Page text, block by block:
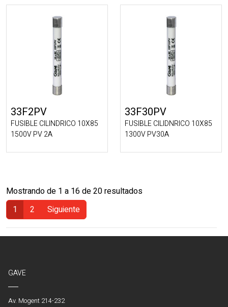
33F2PV
FUSIBLE CILINDRICO 10X85
1500V PV 2A
33F30PV
FUSIBLE CILIDNRICO 10X85
1300V PV30A
Mostrando de 1 a 16 de 20 resultados
1
(Actual)
2 Siguiente
GAVE
Av. Mogent 214-232